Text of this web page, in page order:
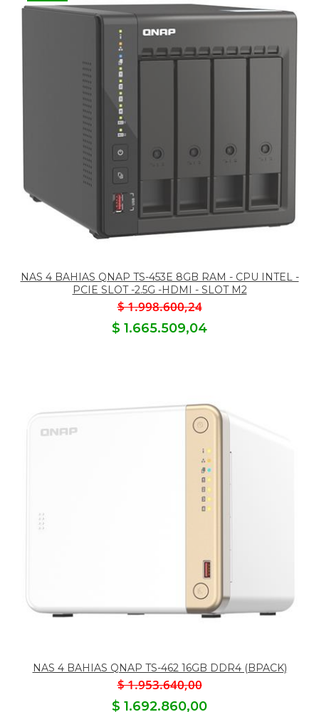
NAS 4 BAHIAS QNAP TS-453E 8GB RAM - CPU INTEL -
PCIE SLOT -2.5G -HDMI - SLOT M2
$ 1.998.600,24
$ 1.665.509,04
NAS 4 BAHIAS QNAP TS-462 16GB DDR4 (BPACK)
$ 1.953.640,00
$ 1.692.860,00